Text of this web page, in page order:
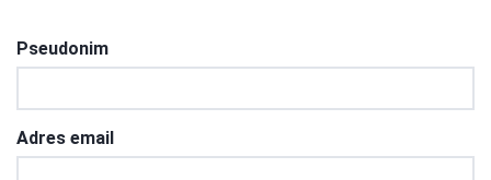
Pseudonim
Adres email